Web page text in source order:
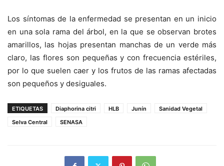
Los síntomas de la enfermedad se presentan en un inicio
en una sola rama del árbol, en la que se observan brotes
amarillos, las hojas presentan manchas de un verde más
claro, las flores son pequeñas y con frecuencia estériles,
por lo que suelen caer y los frutos de las ramas afectadas
son pequeños y desiguales.
ETIQUETAS Diaphorina citri HLB Junín
Sanidad Vegetal
Selva Central
SENASA